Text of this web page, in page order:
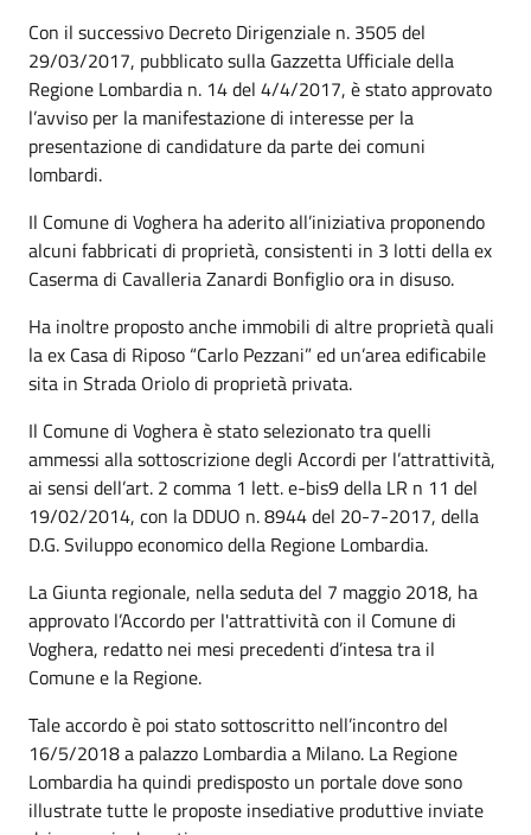
Con il successivo Decreto Dirigenziale n. 3505 del
29/03/2017, pubblicato sulla Gazzetta Ufficiale della
Regione Lombardia n. 14 del 4/4/2017, è stato approvato
l’avviso per la manifestazione di interesse per la
presentazione di candidature da parte dei comuni
lombardi.
Il Comune di Voghera ha aderito all’iniziativa proponendo
alcuni fabbricati di proprietà, consistenti in 3 lotti della ex
Caserma di Cavalleria Zanardi Bonfiglio ora in disuso.
Ha inoltre proposto anche immobili di altre proprietà quali
la ex Casa di Riposo “Carlo Pezzani” ed un’area edificabile
sita in Strada Oriolo di proprietà privata.
Il Comune di Voghera è stato selezionato tra quelli
ammessi alla sottoscrizione degli Accordi per l’attrattività,
ai sensi dell’art. 2 comma 1 lett. e-bis9 della LR n 11 del
19/02/2014, con la DDUO n. 8944 del 20-7-2017, della
D.G. Sviluppo economico della Regione Lombardia.
La Giunta regionale, nella seduta del 7 maggio 2018, ha
approvato l’Accordo per l'attrattività con il Comune di
Voghera, redatto nei mesi precedenti d’intesa tra il
Comune e la Regione.
Tale accordo è poi stato sottoscritto nell’incontro del
16/5/2018 a palazzo Lombardia a Milano. La Regione
Lombardia ha quindi predisposto un portale dove sono
illustrate tutte le proposte insediative produttive inviate